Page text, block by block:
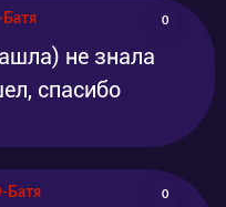
Батя 0
не знала
спасибо
Батя 0